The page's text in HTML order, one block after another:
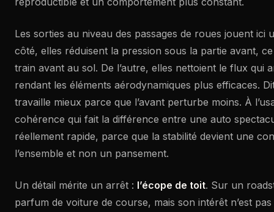
Les sorties au niveau des passages de roues jouent ici
côté, elles réduisent la pression sous la partie avant,
train avant au sol. De l’autre, elles nettoient le flux qui
rendant les éléments aérodynamiques plus efficaces.
travaille mieux parce que l’avant perturbe moins. À
cohérence qui fait la différence entre une auto
réellement rapide, parce que la stabilité devient une
l’ensemble et non un pansement.
Un détail mérite un arrêt : l’écope de toit. Sur un
parfum de voiture de course, mais son intérêt n’est pas